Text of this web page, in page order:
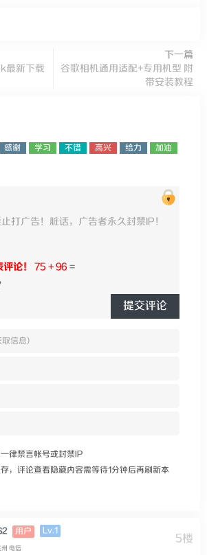
最新下载
下一篇
谷歌相机通用适配+专用机型 附
带安装教程
感谢 学习 不错 高兴 给力
加油
论！ 75 + 96 =
提交评论
律禁言帐号或封禁IP
，评论查看隐藏内容需等待1分钟后再刷新本
5楼
用户 Lv.1
州 电信